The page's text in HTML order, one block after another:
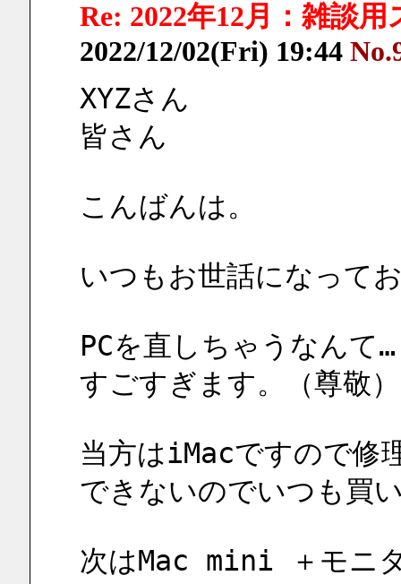
Re: 2022年12月：雑談
2022/12/02(Fri) 19:44
XYZさん
皆さん
こんばんは。
いつもお世話になって
PCを直しちゃうなんて…
すごすぎます。（尊敬）
当方はiMacですので修
できないのでいつも買
次はMac mini ＋モニ